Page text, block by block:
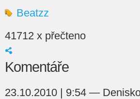
Beatzz
41712 x přečteno
Komentáře
23.10.2010 | 9:54 —